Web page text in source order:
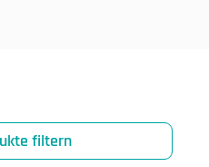
filtern